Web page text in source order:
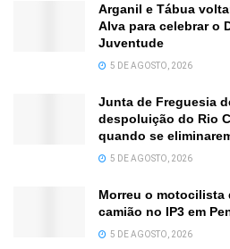
Arganil e Tábua
Alva para celebrar o
Juventude
5 DE AGOSTO, 2026
Junta de Freguesia
despoluição do Rio
quando se
5 DE AGOSTO, 2026
Morreu o
camião no IP3 em
5 DE AGOSTO, 2026